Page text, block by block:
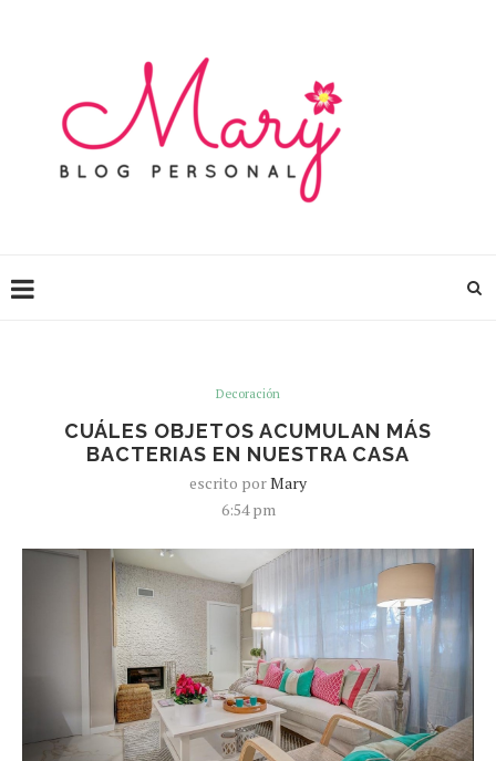
Decoración
CUÁLES OBJETOS ACUMULAN MÁS
BACTERIAS EN NUESTRA CASA
escrito porMary
6:54 pm